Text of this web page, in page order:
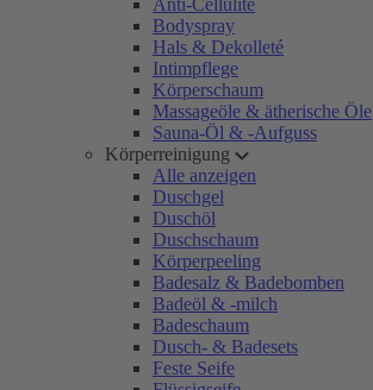
Anti-Cellulite
Bodyspray
Hals & Dekolleté
Intimpflege
Körperschaum
Massageöle & ätherische Öle
Sauna-Öl & -Aufguss
Körperreinigung
Alle anzeigen
Duschgel
Duschöl
Duschschaum
Körperpeeling
Badesalz & Badebomben
Badeöl & -milch
Badeschaum
Dusch- & Badesets
Feste Seife